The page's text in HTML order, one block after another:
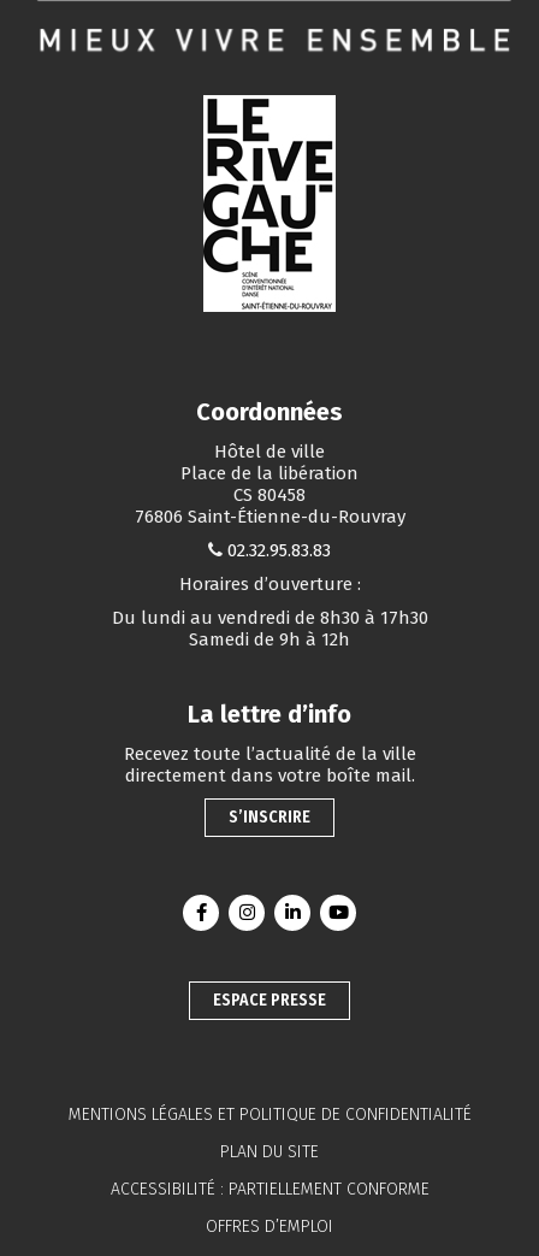
Coordonnées
Hôtel de ville
Place de la libération
CS 80458
76806 Saint-Étienne-du-Rouvray
02.32.95.83.83
Horaires d’ouverture :
Du lundi au vendredi de 8h30 à 17h30
Samedi de 9h à 12h
La lettre d’info
Recevez toute l’actualité de la ville
directement dans votre boîte mail.
S’INSCRIRE
Lien vers le compte Facebook
Lien vers le compte Instagram
Lien vers le compte Linkedin
Lien vers la chaîne
ESPACE PRESSE
MENTIONS LÉGALES ET POLITIQUE DE CONFIDENTIALITÉ
PLAN DU SITE
ACCESSIBILITÉ : PARTIELLEMENT CONFORME
OFFRES D’EMPLOI